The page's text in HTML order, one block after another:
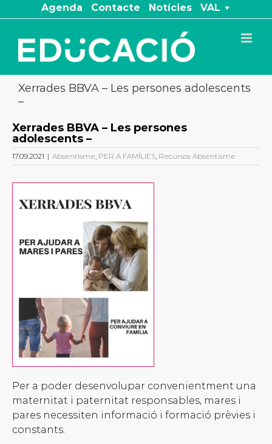
to
content
Agenda Contacte Notícies VAL
Xerrades BBVA – Les persones adolescents
–
Xerrades BBVA – Les persones
adolescents –
17.09.2021 | Absentisme, PER A FAMÍLIES, Recursos Absentisme
Per a poder desenvolupar convenientment una
maternitat i paternitat responsables, mares i
pares necessiten informació i formació prèvies i
constants.